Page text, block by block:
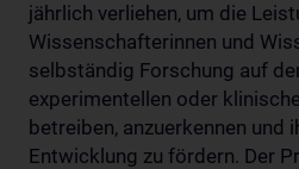
jährlich verliehen, um die
Wissenschafterinnen und
selbständig Forschung auf
experimentellen oder
betreiben, anzuerkennen und
Entwicklung zu fördern. Der